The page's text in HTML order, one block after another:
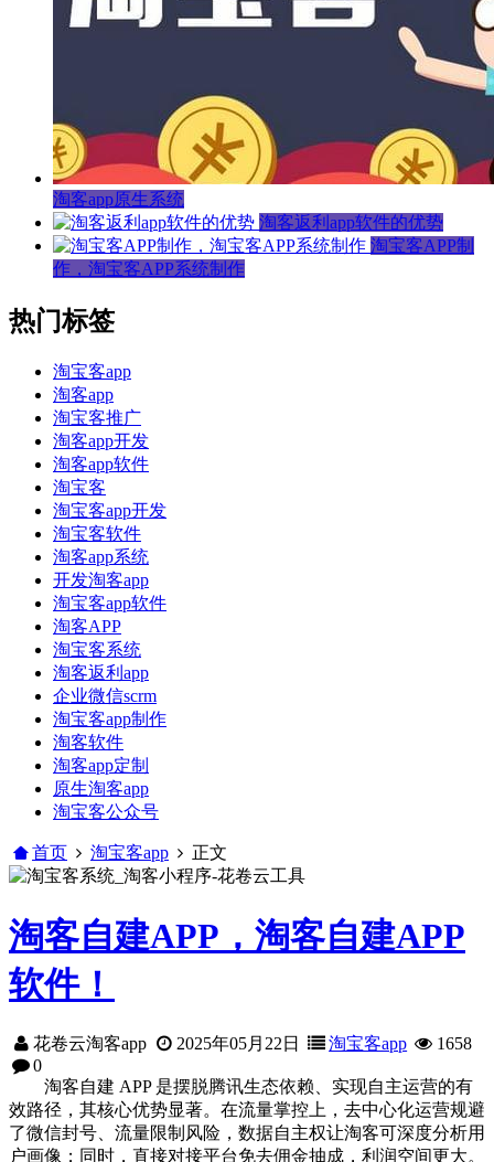
淘客app原生系统
淘客返利app软件的优势
淘宝客APP制
作，淘宝客APP系统制作
热门标签
淘宝客app
淘客app
淘宝客推广
淘客app开发
淘客app软件
淘宝客
淘宝客app开发
淘宝客软件
淘客app系统
开发淘客app
淘宝客app软件
淘客APP
淘宝客系统
淘客返利app
企业微信scrm
淘宝客app制作
淘客软件
淘客app定制
原生淘客app
淘宝客公众号
首页 淘宝客app 正文
淘客自建APP，淘客自建APP
软件！
花卷云淘客app 2025年05月22日 淘宝客app
1658
0
淘客自建 APP 是摆脱腾讯生态依赖、实现自主运营的有
效路径，其核心优势显著。在流量掌控上，去中心化运营规避
了微信封号、流量限制风险，数据自主权让淘客可深度分析用
户画像；同时，直接对接平台免去佣金抽成，利润空间更大。